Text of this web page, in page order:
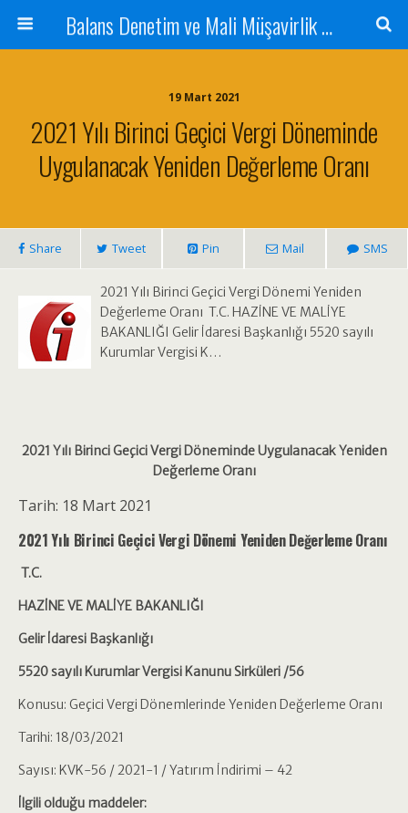
Balans Denetim ve Mali Müşavirlik Hizmetleri
19 Mart 2021
2021 Yılı Birinci Geçici Vergi Döneminde
Uygulanacak Yeniden Değerleme Oranı
Share Tweet Pin Mail SMS
2021 Yılı Birinci Geçici Vergi Dönemi Yeniden
Değerleme Oranı T.C. HAZİNE VE MALİYE
BAKANLIĞI Gelir İdaresi Başkanlığı 5520 sayılı
Kurumlar Vergisi K…
2021 Yılı Birinci Geçici Vergi Döneminde Uygulanacak Yeniden
Değerleme Oranı
Tarih: 18 Mart 2021
2021 Yılı Birinci Geçici Vergi Dönemi Yeniden Değerleme Oranı
T.C.
HAZİNE VE MALİYE BAKANLIĞI
Gelir İdaresi Başkanlığı
5520 sayılı Kurumlar Vergisi Kanunu Sirküleri /56
Konusu: Geçici Vergi Dönemlerinde Yeniden Değerleme Oranı
Tarihi: 18/03/2021
Sayısı: KVK-56 / 2021-1 / Yatırım İndirimi – 42
İlgili olduğu maddeler: